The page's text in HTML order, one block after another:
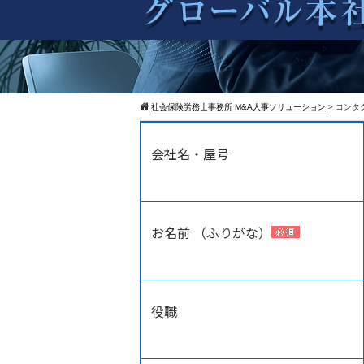
社会保険労務士事務所 M&A人事ソリューション > コンタ
会社名・屋号
お名前 （ふりがな）
役職